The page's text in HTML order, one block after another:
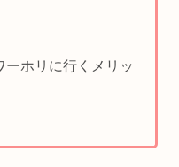
ホリに行くメリッ